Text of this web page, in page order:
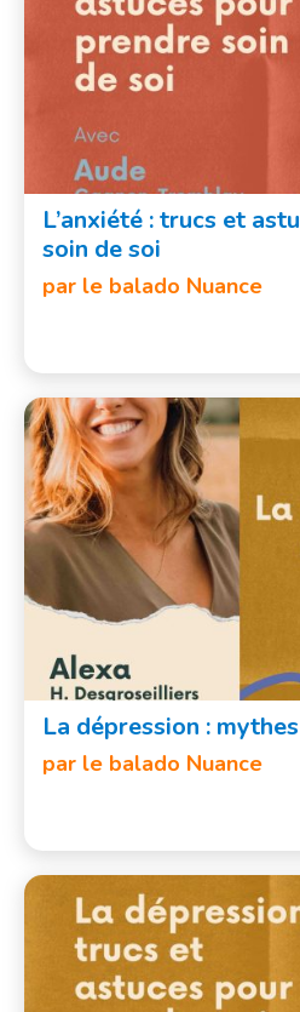
L’anxiété : trucs et
soin de soi
par le balado Nuance
La dépression :
par le balado Nuance